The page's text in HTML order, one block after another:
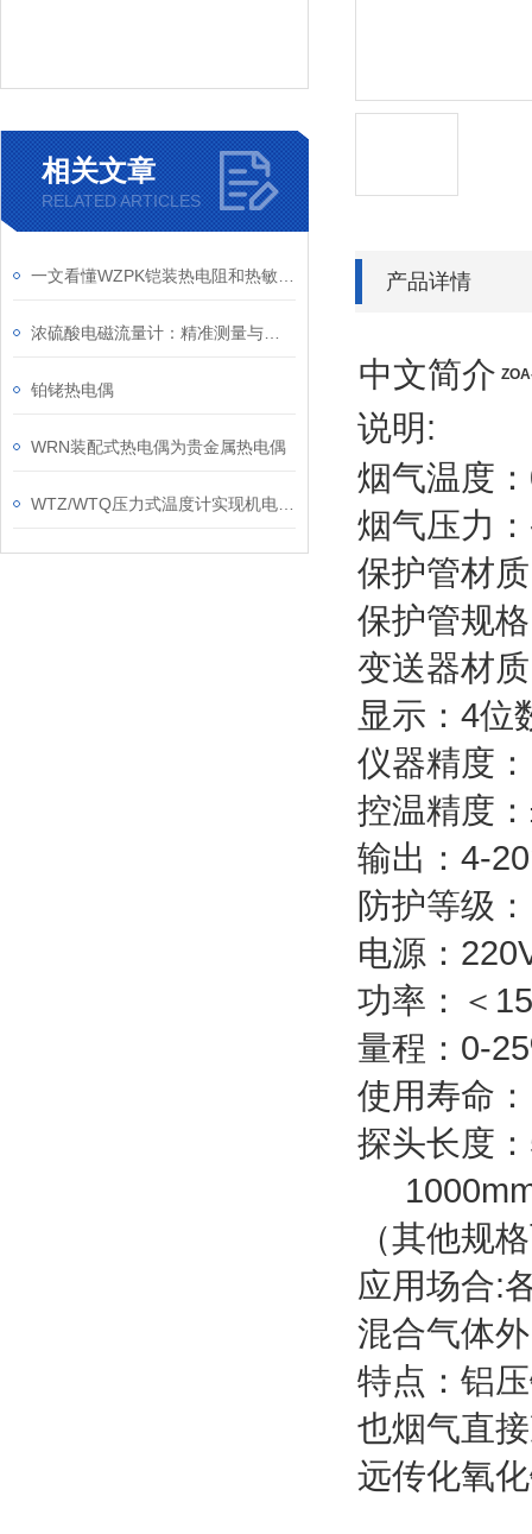
相关文章
RELATED ARTICLES
铂铑热电偶
WRN装配式热电偶为贵金属热电偶
产品详情
中文简介
说明:
烟气温度
烟气压力
保护管材
保护管规
变送器材
显示：4位
仪器精度
控温精度
输出：4-
防护等级
电源：
功率：＜
量程：0-
使用寿命
探头长度
（其他规
应用场合:
混合气体
特点：铝
也烟气直
远传化氧